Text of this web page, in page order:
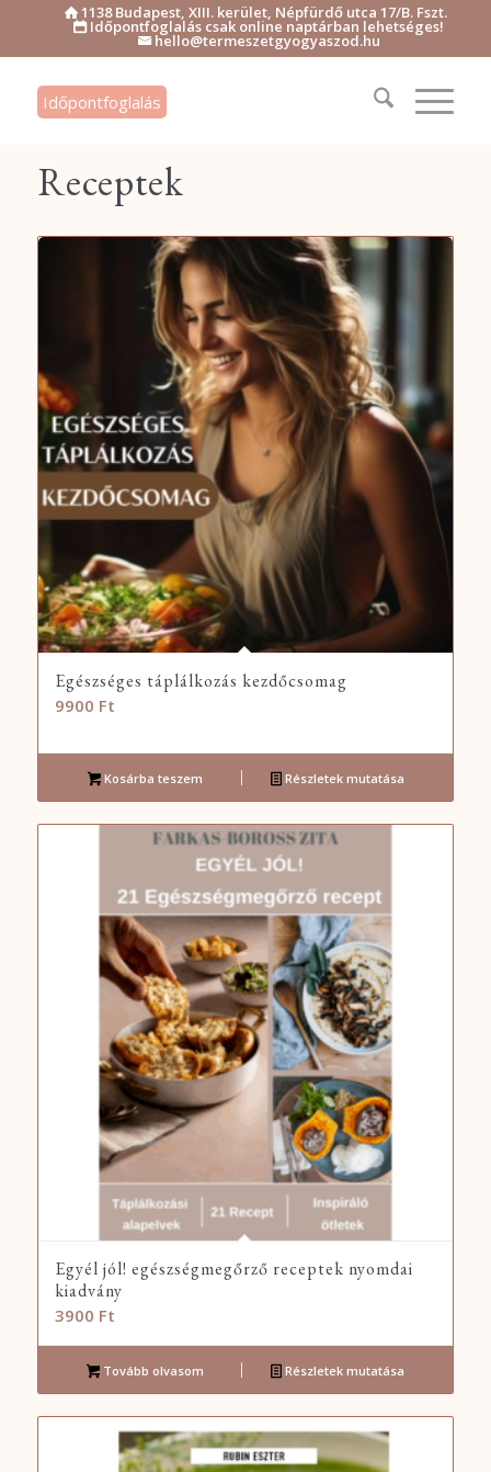
1138 Budapest, XIII. kerület, Népfürdő utca 17/B. Fszt.
 Időpontfoglalás csak online naptárban lehetséges!
 hello@termeszetgyogyaszod.hu
Időpontfoglalás
Receptek
Egészséges táplálkozás kezdőcsomag
9900 Ft
Kosárba teszem Részletek mutatása
Egyél jól! egészségmegőrző receptek nyomdai
kiadvány
3900 Ft
Tovább olvasom Részletek mutatása